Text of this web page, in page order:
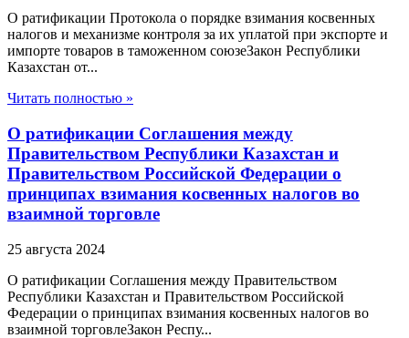
О ратификации Протокола о порядке взимания косвенных
налогов и механизме контроля за их уплатой при экспорте и
импорте товаров в таможенном союзеЗакон Республики
Казахстан от...
Читать полностью »
О ратификации Соглашения между
Правительством Республики Казахстан и
Правительством Российской Федерации о
принципах взимания косвенных налогов во
взаимной торговле
25 августа 2024
О ратификации Соглашения между Правительством
Республики Казахстан и Правительством Российской
Федерации о принципах взимания косвенных налогов во
взаимной торговлеЗакон Респу...